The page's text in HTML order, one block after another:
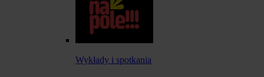
Wykłady i spotkania